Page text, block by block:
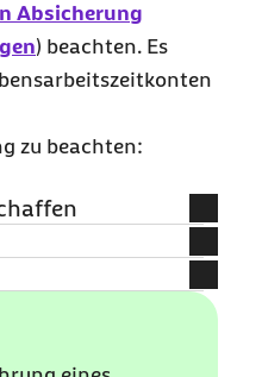
Absicherung
) beachten. Es
zu beachten:
auf einem
entsprechende
Anspruch kann in einer
festgelegt sein.
mit allen Beschäftigten
ob es sich um
des Bundesfinanzhofs
verpflichtet, das